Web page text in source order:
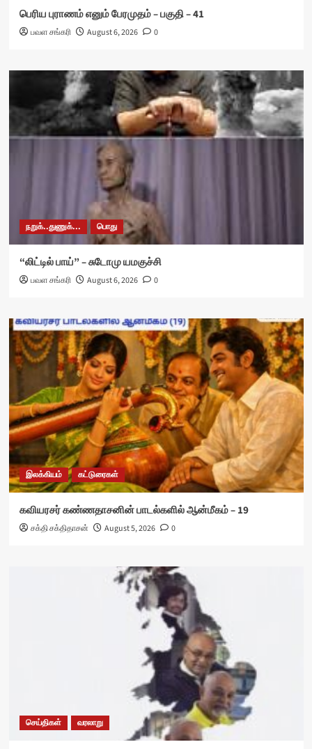
பெரிய புராணம் எனும் பேரமுதம் – பகுதி – 41
பவள சங்கரி August 6, 2026 0
நறுக்..துணுக்... பொது
“லிட்டில் பாய்” – சுடோமு யமகுச்சி
பவள சங்கரி August 6, 2026 0
இலக்கியம் கட்டுரைகள்
கவியரசர் கண்ணதாசனின் பாடல்களில் ஆன்மீகம் – 19
சக்தி சக்திதாசன் August 5, 2026 0
செய்திகள் வரலாறு